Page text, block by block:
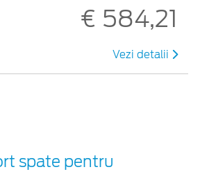
€ 584,21
Vezi detalii
spate pentru